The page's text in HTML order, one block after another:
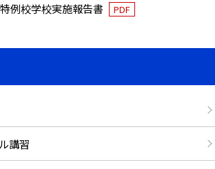
例校学校実施報告書 PDF
講習